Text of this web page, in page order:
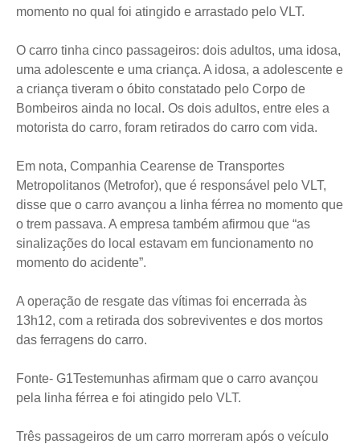
momento no qual foi atingido e arrastado pelo VLT.
O carro tinha cinco passageiros: dois adultos, uma idosa,
uma adolescente e uma criança. A idosa, a adolescente e
a criança tiveram o óbito constatado pelo Corpo de
Bombeiros ainda no local. Os dois adultos, entre eles a
motorista do carro, foram retirados do carro com vida.
Em nota, Companhia Cearense de Transportes
Metropolitanos (Metrofor), que é responsável pelo VLT,
disse que o carro avançou a linha férrea no momento que
o trem passava. A empresa também afirmou que “as
sinalizações do local estavam em funcionamento no
momento do acidente”.
A operação de resgate das vítimas foi encerrada às
13h12, com a retirada dos sobreviventes e dos mortos
das ferragens do carro.
Fonte- G1Testemunhas afirmam que o carro avançou
pela linha férrea e foi atingido pelo VLT.
Três passageiros de um carro morreram após o veículo